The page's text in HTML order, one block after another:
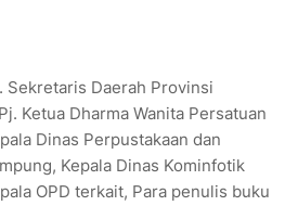
Sekretaris Daerah Provinsi
Ketua Dharma Wanita Persatuan
Dinas Perpustakaan dan
Kepala Dinas Kominfotik
OPD terkait, Para penulis buku